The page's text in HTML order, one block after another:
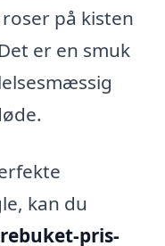
på kisten
er en smuk
kan du
pris-